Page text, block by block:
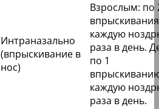
Интраназально
(впрыскивание в
нос)
Взрослым: по
каждую
раза в день.
по 1
каждую
раза в день.